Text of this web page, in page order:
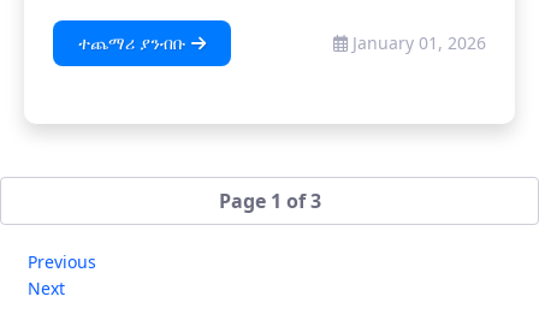
ተጨማሪ ያንብቡ January 01, 2026
Page 1 of 3
Previous
Next